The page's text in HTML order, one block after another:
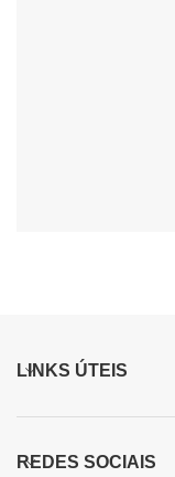
LINKS ÚTEIS
REDES SOCIAIS